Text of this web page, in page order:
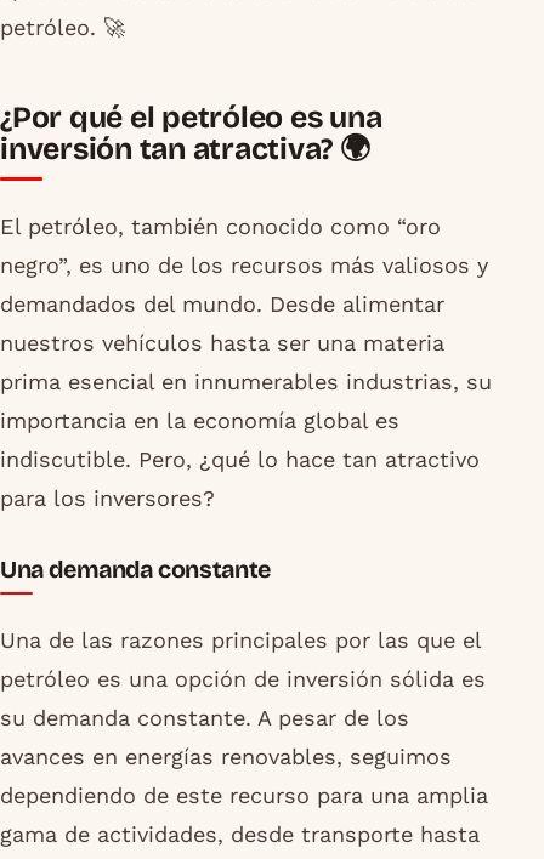
petróleo. 🚀
¿Por qué el petróleo es una
inversión tan atractiva? 🌍
El petróleo, también conocido como “oro
negro”, es uno de los recursos más valiosos y
demandados del mundo. Desde alimentar
nuestros vehículos hasta ser una materia
prima esencial en innumerables industrias, su
importancia en la economía global es
indiscutible. Pero, ¿qué lo hace tan atractivo
para los inversores?
Una demanda constante
Una de las razones principales por las que el
petróleo es una opción de inversión sólida es
su demanda constante. A pesar de los
avances en energías renovables, seguimos
dependiendo de este recurso para una amplia
gama de actividades, desde transporte hasta